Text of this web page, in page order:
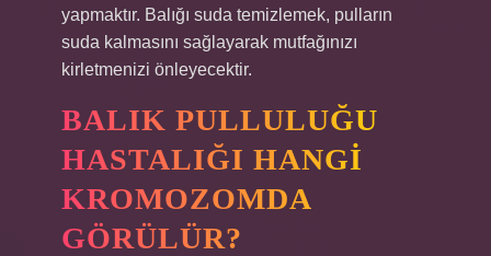
yapmaktır. Balığı suda temizlemek, pulların
suda kalmasını sağlayarak mutfağınızı
kirletmenizi önleyecektir.
BALIK PULLULUĞU
HASTALIĞI HANGI
KROMOZOMDA
GÖRÜLÜR?